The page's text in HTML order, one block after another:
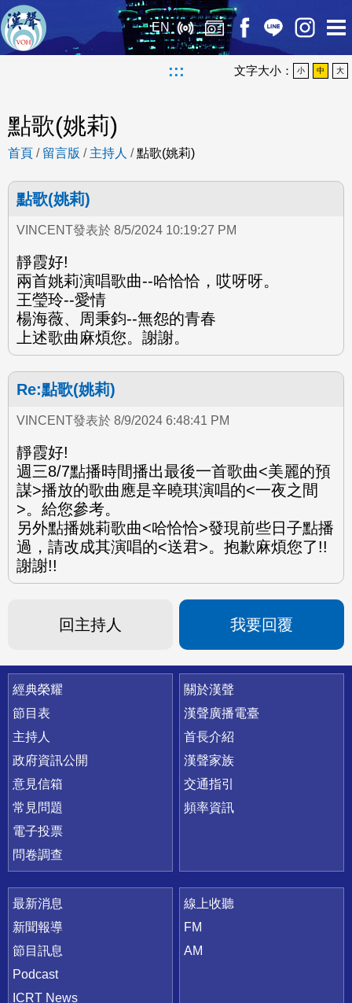
EN
::: 文字大小： 小 中 大
點歌(姚莉)
首頁 / 留言版 / 主持人 /點歌(姚莉)
點歌(姚莉)
VINCENT發表於 8/5/2024 10:19:27 PM
靜霞好!
兩首姚莉演唱歌曲--哈恰恰，哎呀呀。
王瑩玲--愛情
楊海薇、周秉鈞--無怨的青春
上述歌曲麻煩您。謝謝。
Re:點歌(姚莉)
VINCENT發表於 8/9/2024 6:48:41 PM
靜霞好!
週三8/7點播時間播出最後一首歌曲<美麗的預
謀>播放的歌曲應是辛曉琪演唱的<一夜之間
>。給您參考。
另外點播姚莉歌曲<哈恰恰>發現前些日子點播
過，請改成其演唱的<送君>。抱歉麻煩您了!!
謝謝!!
回主持人 我要回覆
快速連結
經典榮耀
節目表
主持人
政府資訊公開
意見信箱
常見問題
電子投票
問卷調查
關於漢聲
漢聲廣播電臺
首長介紹
漢聲家族
交通指引
頻率資訊
最新消息
新聞報導
節目訊息
Podcast
ICRT News
線上收聽
FM
AM